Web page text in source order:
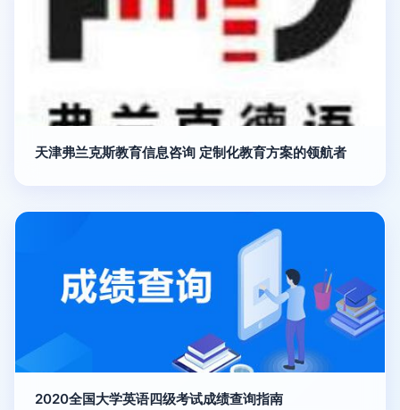
天津弗兰克斯教育信息咨询 定制化教育方案的领航者
2020全国大学英语四级考试成绩查询指南